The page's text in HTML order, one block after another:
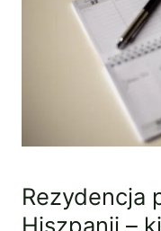
Rezydencja
Hiszpanii –